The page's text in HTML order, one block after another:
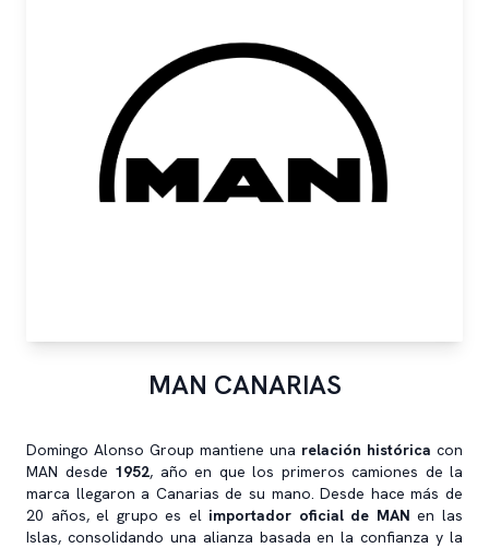
MAN CANARIAS
Domingo Alonso Group mantiene una relación histórica con
MAN desde 1952, año en que los primeros camiones de la
marca llegaron a Canarias de su mano. Desde hace más de
20 años, el grupo es el importador oficial de MAN en las
Islas, consolidando una alianza basada en la confianza y la